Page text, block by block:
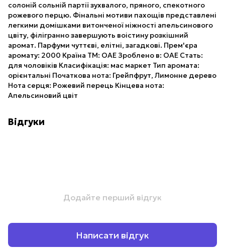
солоній сольній партії зухвалого, пряного, спекотного
рожевого перцю. Фінальні мотиви пахощів представлені
легкими домішками витонченої ніжності апельсинового
цвіту, філігранно завершують воістину розкішний
аромат. Парфуми чуттєві, елітні, загадкові. Прем'єра
аромату: 2000 Країна ТМ: ОАЕ Зроблено в: ОАЕ Стать:
для чоловіків Класифікація: мас маркет Тип аромата:
орієнтальні Початкова нота: Грейпфрут, Лимонне дерево
Нота серця: Рожевий перець Кінцева нота:
Апельсиновий цвіт
Відгуки
Додайте перший відгук
Написати відгук